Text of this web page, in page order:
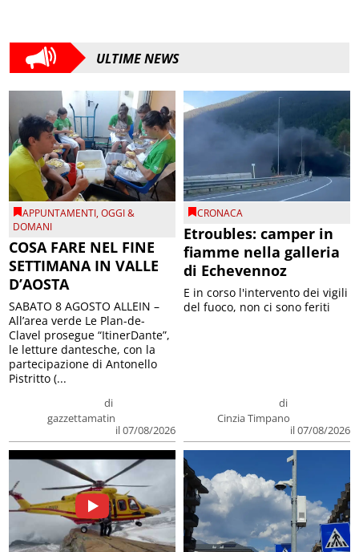
ULTIME NEWS
APPUNTAMENTI,OGGI &
DOMANI
COSA FARE NEL FINE
SETTIMANA IN VALLE
D’AOSTA
di
gazzettamatin
il 07/08/2026
SABATO 8 AGOSTO ALLEIN –
All’area verde Le Plan-de-
Clavel prosegue “ItinerDante”,
le letture dantesche, con la
partecipazione di Antonello
Pistritto (...
CRONACA
Etroubles: camper in
fiamme nella galleria
di Echevennoz
di
Cinzia Timpano
il 07/08/2026
E in corso l'intervento dei vigili
del fuoco, non ci sono feriti